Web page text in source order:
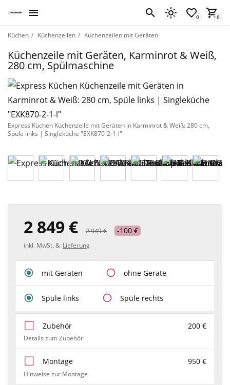
Küchen Küchenzeilen Küchenzeilen mit Geräten
Küchenzeile mit Geräten, Karminrot & Weiß,
280 cm, Spülmaschine
Express Küchen Küchenzeile mit Geräten in Karminrot & Weiß: 280 cm,
Spüle links | Singleküche "EXK870-2-1-l"
2 849 € 2 949 € -100 €
inkl. MwSt. & Lieferung
mit Geräten ohne Geräte
Spüle links Spüle rechts
Zubehör 200 €
Details zum Zubehör
Montage 950 €
Hinweise zur Montage